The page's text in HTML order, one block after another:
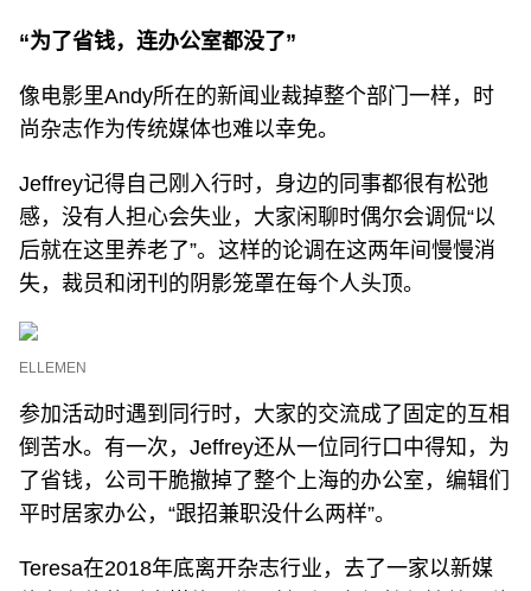
“为了省钱，连办公室都没了”
像电影里Andy所在的新闻业裁掉整个部门一样，时
尚杂志作为传统媒体也难以幸免。
Jeffrey记得自己刚入行时，身边的同事都很有松弛
感，没有人担心会失业，大家闲聊时偶尔会调侃“以
后就在这里养老了”。这样的论调在这两年间慢慢消
失，裁员和闭刊的阴影笼罩在每个人头顶。
ELLEMEN
参加活动时遇到同行时，大家的交流成了固定的互相
倒苦水。有一次，Jeffrey还从一位同行口中得知，为
了省钱，公司干脆撤掉了整个上海的办公室，编辑们
平时居家办公，“跟招兼职没什么两样”。
Teresa在2018年底离开杂志行业，去了一家以新媒